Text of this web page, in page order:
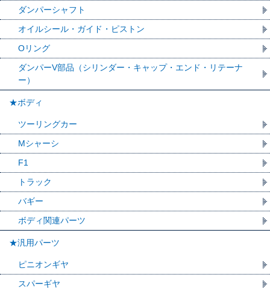
ダンパーシャフト
オイルシール・ガイド・ピストン
Oリング
ダンパーV部品（シリンダー・キャップ・エンド・リテーナ
ー）
★ボディ
ツーリングカー
Mシャーシ
F1
トラック
バギー
ボディ関連パーツ
★汎用パーツ
ピニオンギヤ
スパーギヤ